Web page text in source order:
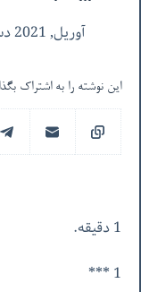
آوریل, 2021 دسته ها
این نوشته را به اشتراک
1 دقیقه.
1 ***